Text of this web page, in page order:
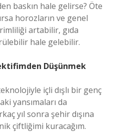
baskın hale gelirse? Öte
horozların ve genel
artabilir, gıda
hale gelebilir.
Düşünmek
içli dışlı bir genç
yansımaları da
yıl sonra şehir dışına
çiftliğimi kuracağım.